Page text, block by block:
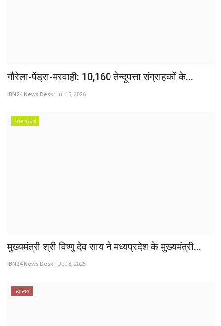
गौरेला-पेंड्रा-मरवाही: 10,160 तेन्दूपत्ता संग्राहकों के...
IBN24 News Desk Jul 15, 2026
मध्य प्रदेश
मुख्यमंत्री श्री विष्णु देव साय ने मध्यप्रदेश के मुख्यमंत्री...
IBN24 News Desk Dec 8, 2025
स्वास्थ्य